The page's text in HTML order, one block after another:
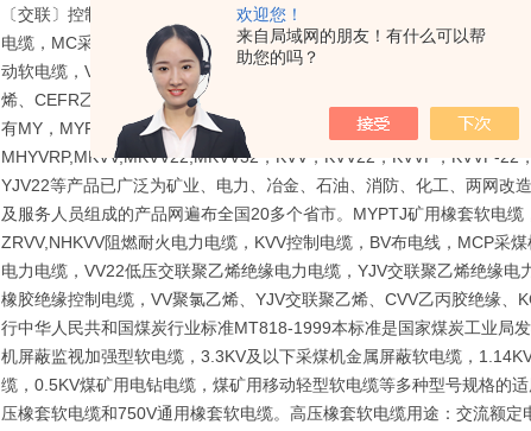
欢迎您！
来自局域网的朋友！有什么可以帮
助您的吗？
〔交联〕控制电缆，煤矿用〔交联〕电力电缆），YC,YZW通用橡套
电缆，MC采煤机用电缆，ZRVV,NHKVV阻燃耐火电力电缆，KVV控制
动软电缆，VV聚氯乙烯绝缘电力电缆，VV22低压交联聚乙烯绝缘电力
烯、CEFR乙丙胶绝缘、KGG硅橡胶绝缘控制电缆，VV聚氯乙烯、
有MY，MYP，MC，MCP，MYPTJ，MCPTJ，MZ，MZP，MYQ，
MHYVRP,MKVV,MKVV22,MKVV32，KVV，KVV22，KVVP，KVVP-
YJV22等产品已广泛为矿业、电力、冶金、石油、消防、化工、两网改
及服务人员组成的产品网遍布全国20多个省市。MYPTJ矿用橡套软电
ZRVV,NHKVV阻燃耐火电力电缆，KVV控制电缆，BV布电线，MCP采
电力电缆，VV22低压交联聚乙烯绝缘电力电缆，YJV交联聚乙烯绝缘
橡胶绝缘控制电缆，VV聚氯乙烯、YJV交联聚乙烯、CVV乙丙胶绝缘
行中华人民共和国煤炭行业标准MT818-1999本标准是国家煤炭工业局
机屏蔽监视加强型软电缆，3.3KV及以下采煤机金属屏蔽软电缆，
缆，0.5KV煤矿用电钻电缆，煤矿用移动轻型软电缆等多种型号规格的
压橡套软电缆和750V通用橡套软电缆。高压橡套软电缆用途：交流额